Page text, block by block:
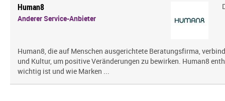
Human8
Anderer Service-Anbieter
Human8, die auf Menschen ausgerichtete Beratungsfirma,
und Kultur, um positive Veränderungen zu bewirken. Human8
wichtig ist und wie Marken ...